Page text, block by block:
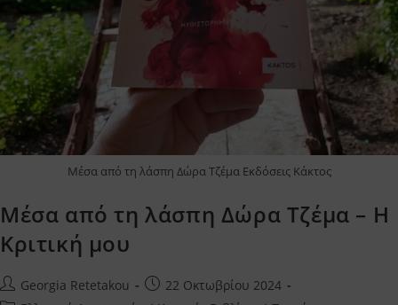
Μέσα από τη λάσπη Δώρα Τζέμα Εκδόσεις Κάκτος
Μέσα από τη λάσπη Δώρα Τζέμα – Η
Κριτική μου
PostGeorgia Retetakou
Post22 Οκτωβρίου 2024